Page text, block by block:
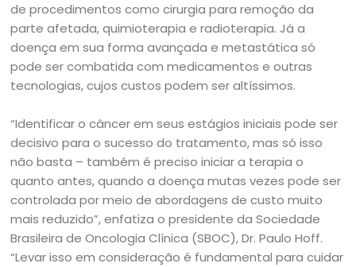
de procedimentos como cirurgia para remoção da
parte afetada, quimioterapia e radioterapia. Já a
doença em sua forma avançada e metastática só
pode ser combatida com medicamentos e outras
tecnologias, cujos custos podem ser altíssimos.
“Identificar o câncer em seus estágios iniciais pode ser
decisivo para o sucesso do tratamento, mas só isso
não basta – também é preciso iniciar a terapia o
quanto antes, quando a doença mutas vezes pode ser
controlada por meio de abordagens de custo muito
mais reduzido”, enfatiza o presidente da Sociedade
Brasileira de Oncologia Clínica (SBOC), Dr. Paulo Hoff.
“Levar isso em consideração é fundamental para cuidar